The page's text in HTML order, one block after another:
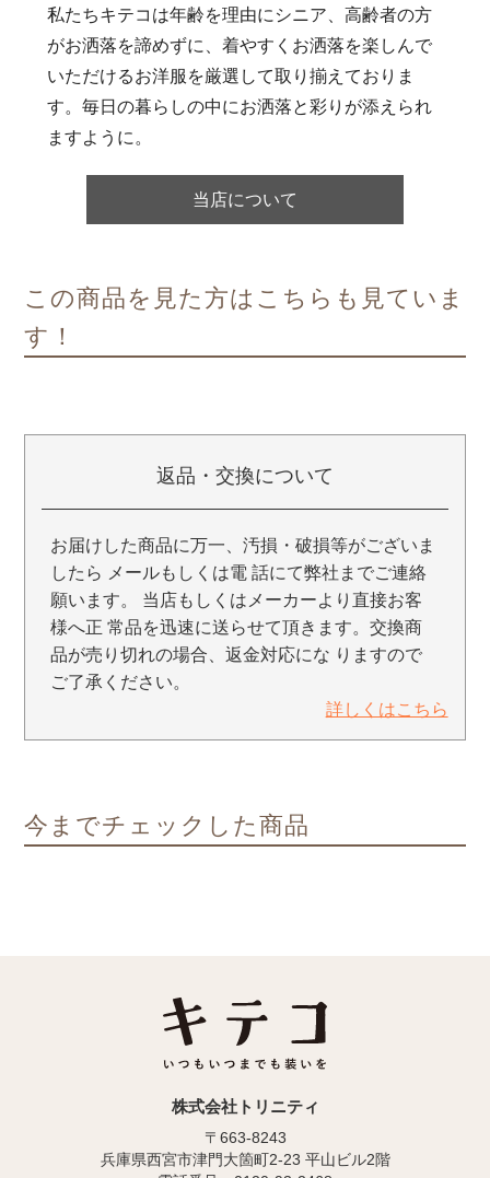
私たちキテコは年齢を理由にシニア、高齢者の方
がお洒落を諦めずに、着やすくお洒落を楽しんで
いただけるお洋服を厳選して取り揃えておりま
す。毎日の暮らしの中にお洒落と彩りが添えられ
ますように。
当店について
この商品を見た方はこちらも見ていま
す！
返品・交換について
お届けした商品に万一、汚損・破損等がございま
したら メールもしくは電 話にて弊社までご連絡
願います。 当店もしくはメーカーより直接お客
様へ正 常品を迅速に送らせて頂きます。交換商
品が売り切れの場合、返金対応にな りますので
ご了承ください。
詳しくはこちら
今までチェックした商品
株式会社トリニティ
〒663-8243
兵庫県西宮市津門大箇町2-23 平山ビル2階